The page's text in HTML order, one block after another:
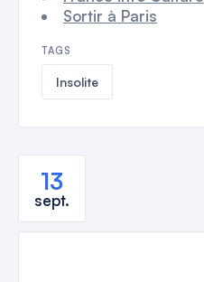
Sortir à Paris
TAGS
Insolite
13
sept.